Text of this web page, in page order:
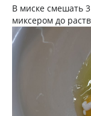
В миске смешать
миксером до